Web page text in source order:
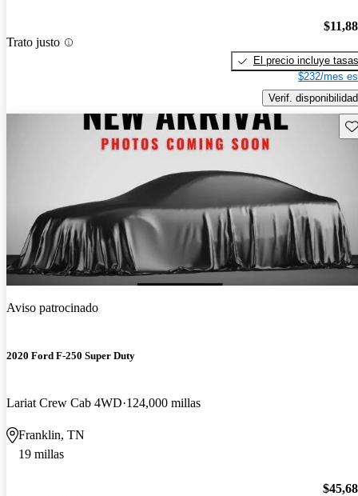
Trato justo
El precio incluye tasas
$232/mes
Verif. disponibilidad
Aviso patrocinado
2020 Ford F-250 Super Duty
Lariat Crew Cab 4WD 124,000 millas
Franklin, TN
19 millas